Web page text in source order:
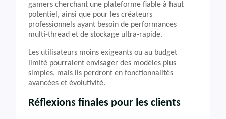
gamers cherchant une plateforme fiable à haut
potentiel, ainsi que pour les créateurs
professionnels ayant besoin de performances
multi-thread et de stockage ultra-rapide.
Les utilisateurs moins exigeants ou au budget
limité pourraient envisager des modèles plus
simples, mais ils perdront en fonctionnalités
avancées et évolutivité.
Réflexions finales pour les clients